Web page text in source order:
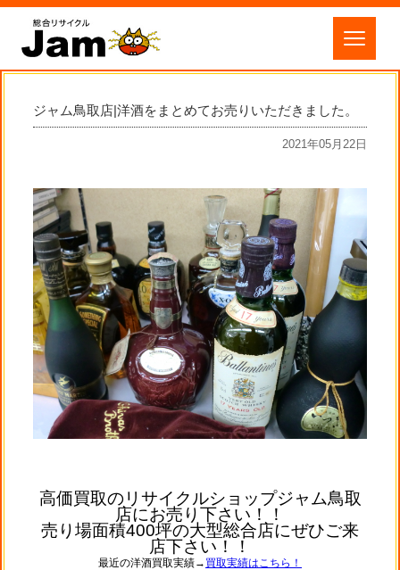
ジャム鳥取店|洋酒をまとめてお売りいただきました。
2021年05月22日
高価買取のリサイクルショップジャム鳥取
店にお売り下さい！！
売り場面積400坪の大型総合店にぜひご来
店下さい！！
最近の洋酒買取実績→ 買取実績はこちら！